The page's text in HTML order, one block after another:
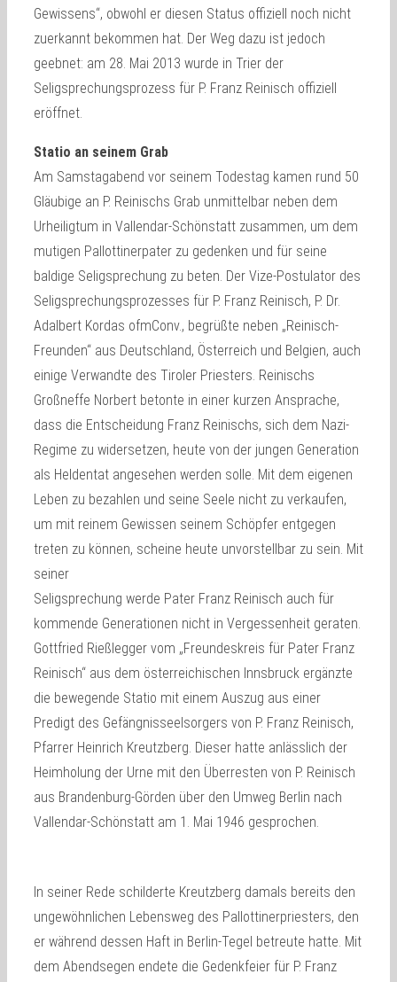
Gewissens“, obwohl er diesen Status offiziell noch nicht
zuerkannt bekommen hat. Der Weg dazu ist jedoch
geebnet: am 28. Mai 2013 wurde in Trier der
Seligsprechungsprozess für P. Franz Reinisch offiziell
eröffnet.
Statio an seinem Grab
Am Samstagabend vor seinem Todestag kamen rund 50
Gläubige an P. Reinischs Grab unmittelbar neben dem
Urheiligtum in Vallendar-Schönstatt zusammen, um dem
mutigen Pallottinerpater zu gedenken und für seine
baldige Seligsprechung zu beten. Der Vize-Postulator des
Seligsprechungsprozesses für P. Franz Reinisch, P. Dr.
Adalbert Kordas ofmConv., begrüßte neben „Reinisch-
Freunden“ aus Deutschland, Österreich und Belgien, auch
einige Verwandte des Tiroler Priesters. Reinischs
Großneffe Norbert betonte in einer kurzen Ansprache,
dass die Entscheidung Franz Reinischs, sich dem Nazi-
Regime zu widersetzen, heute von der jungen Generation
als Heldentat angesehen werden solle. Mit dem eigenen
Leben zu bezahlen und seine Seele nicht zu verkaufen,
um mit reinem Gewissen seinem Schöpfer entgegen
treten zu können, scheine heute unvorstellbar zu sein. Mit
seiner
Seligsprechung werde Pater Franz Reinisch auch für
kommende Generationen nicht in Vergessenheit geraten.
Gottfried Rießlegger vom „Freundeskreis für Pater Franz
Reinisch“ aus dem österreichischen Innsbruck ergänzte
die bewegende Statio mit einem Auszug aus einer
Predigt des Gefängnisseelsorgers von P. Franz Reinisch,
Pfarrer Heinrich Kreutzberg. Dieser hatte anlässlich der
Heimholung der Urne mit den Überresten von P. Reinisch
aus Brandenburg-Görden über den Umweg Berlin nach
Vallendar-Schönstatt am 1. Mai 1946 gesprochen.
In seiner Rede schilderte Kreutzberg damals bereits den
ungewöhnlichen Lebensweg des Pallottinerpriesters, den
er während dessen Haft in Berlin-Tegel betreute hatte. Mit
dem Abendsegen endete die Gedenkfeier für P. Franz